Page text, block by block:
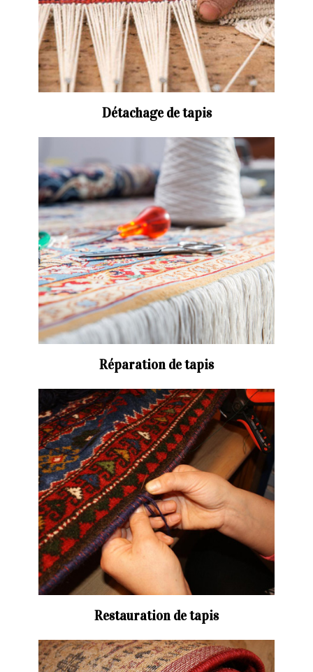
Détachage de tapis
Réparation de tapis
Restauration de tapis